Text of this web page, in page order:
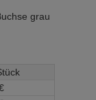
grau